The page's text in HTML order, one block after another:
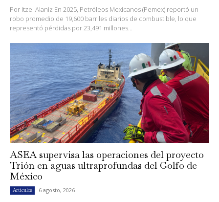
Por Itzel Alaniz En 2025, Petróleos Mexicanos (Pemex) reportó un
robo promedio de 19,600 barriles diarios de combustible, lo que
representó pérdidas por 23,491 millones...
ASEA supervisa las operaciones del proyecto
Trión en aguas ultraprofundas del Golfo de
México
Artículos 6 agosto, 2026